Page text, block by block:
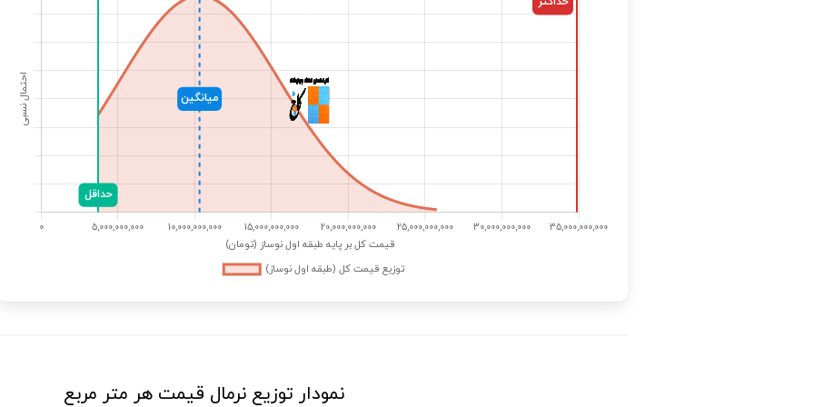
نمودار توزیع نرمال قیمت هر متر مربع